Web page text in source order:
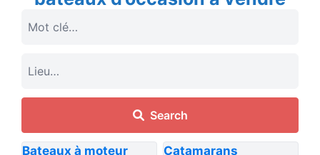
Search
Bateaux à moteur
Catamarans